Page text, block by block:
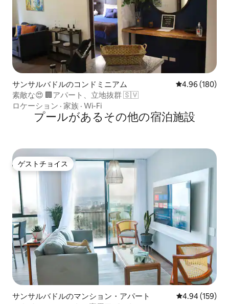
サンサルバドルのコンドミニアム レビュー180
4.96 (180)
素敵な😍 🏢アパート、立地抜群 🇸🇻
ロケーション · 家族 · Wi-Fi
プールがあるその他の宿泊施設
ゲストチョイス
ゲストチョイス
サンサルバドルのマンション・アパート レビュー159
4.94 (159)